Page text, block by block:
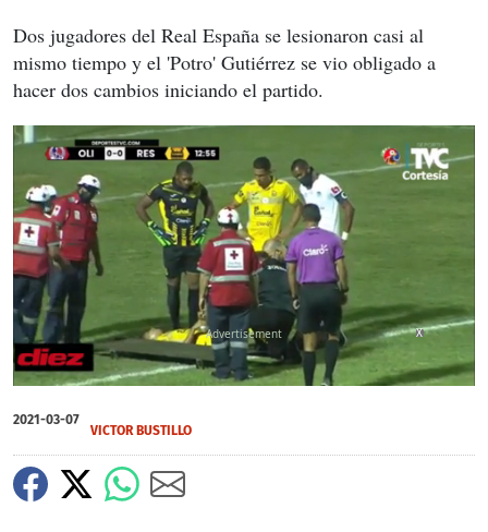
Dos jugadores del Real España se lesionaron casi al
mismo tiempo y el 'Potro' Gutiérrez se vio obligado a
hacer dos cambios iniciando el partido.
seconds
of
seconds
X
2021-03-07
VICTOR BUSTILLO